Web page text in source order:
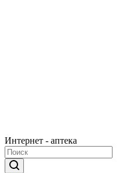
Интернет - аптека